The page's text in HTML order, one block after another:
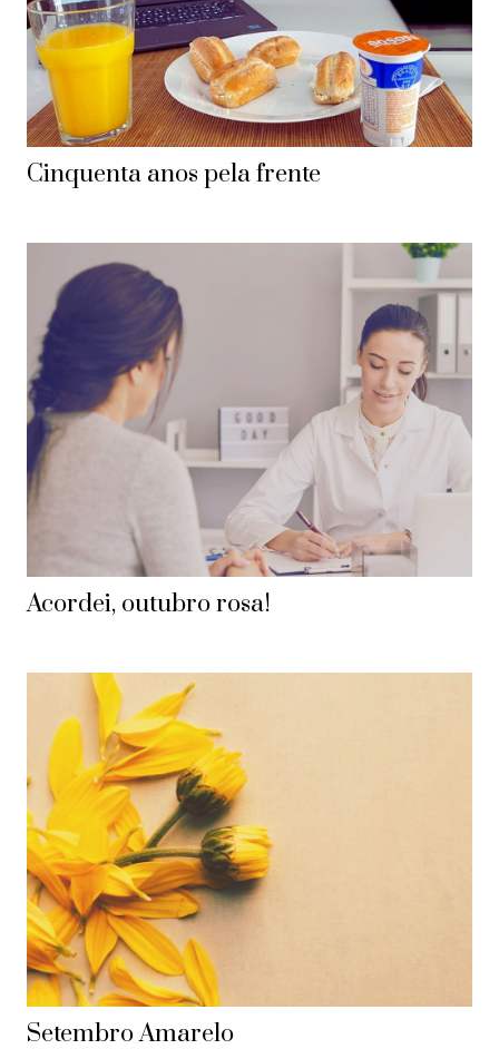
Cinquenta anos pela frente
Acordei, outubro rosa!
Setembro Amarelo